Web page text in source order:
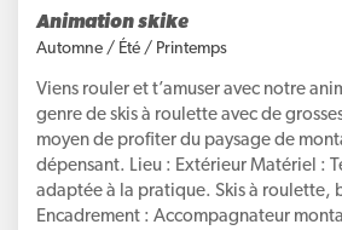
Animation skike
Automne / Été / Printemps
Viens rouler et t’amuser avec notre
genre de skis à roulette avec de
moyen de profiter du paysage de
dépensant. Lieu : Extérieur Matériel :
adaptée à la pratique. Skis à roulette,
Encadrement : Accompagnateur